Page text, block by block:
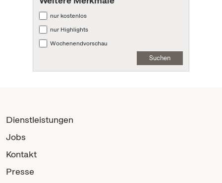
nur kostenlos
nur Highlights
Wochenendvorschau
Suchen
Dienstleistungen
Jobs
Kontakt
Presse